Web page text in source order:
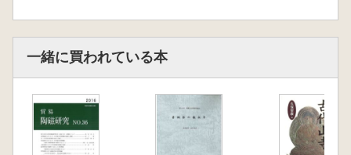
【最近の調査・研究から】
7横浜日本人街遺跡出土の近代国産輸出陶磁
8切畑第3遺跡 青花磁器瓶 栗山葉子(都城市教
育委員会)
9考古地磁気を用いた被熱陶磁器の研究 菅頭
一緒に買われている本